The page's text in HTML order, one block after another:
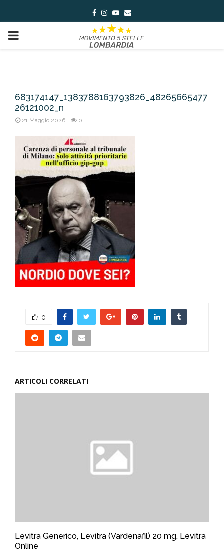
Facebook
Instagram
Youtube
Email
PRIMARY
683174147_1383788163793826_48265665477
26121002_n
21 Maggio 2026 0
0
ARTICOLI CORRELATI
Levitra Generico, Levitra (Vardenafil) 20 mg, Levitra
Online